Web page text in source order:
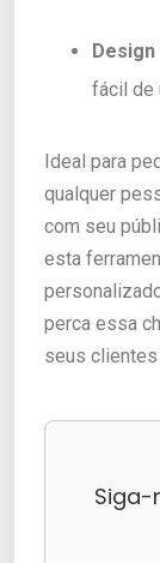
fácil de
Ideal para
qualquer
com seu
esta
perca essa
seus
Siga-